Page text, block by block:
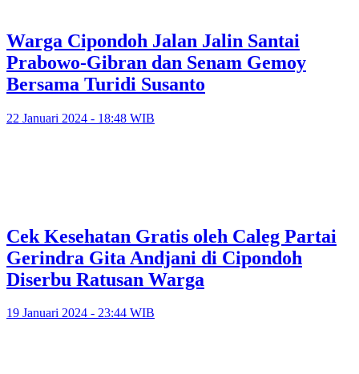
Warga Cipondoh Jalan Jalin Santai
Prabowo-Gibran dan Senam Gemoy
Bersama Turidi Susanto
22 Januari 2024 - 18:48 WIB
Cek Kesehatan Gratis oleh Caleg Partai
Gerindra Gita Andjani di Cipondoh
Diserbu Ratusan Warga
19 Januari 2024 - 23:44 WIB